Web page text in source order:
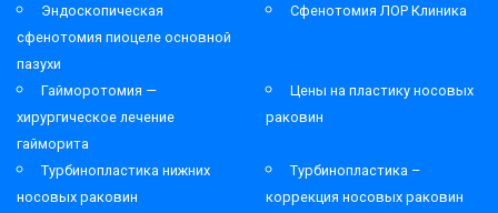
Эндоскопическая
сфенотомия пиоцеле основной
пазухи
Сфенотомия ЛОР Клиника
Гайморотомия —
хирургическое лечение
гайморита
Цены на пластику носовых
раковин
Турбинопластика нижних
носовых раковин
Турбинопластика –
коррекция носовых раковин